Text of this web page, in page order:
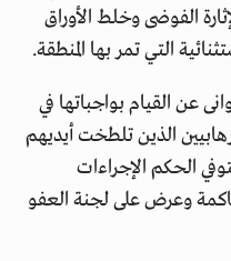
الفوضى وخلط الأوراق
التي تمر بها المنطقة.
عن القيام بواجباتها في
الذين تلطخت أيديهم
الحكم الإجراءات
وعرض على لجنة العفو